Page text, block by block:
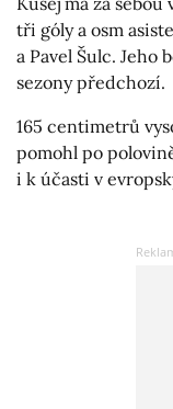
tři góly a osm
a Pavel Šulc. Jeho
sezony předchozí.
165 centimetrů
pomohl po
i k účasti v